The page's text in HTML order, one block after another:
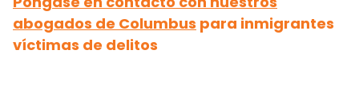
abogados de Columbus para inmigrantes
víctimas de delitos